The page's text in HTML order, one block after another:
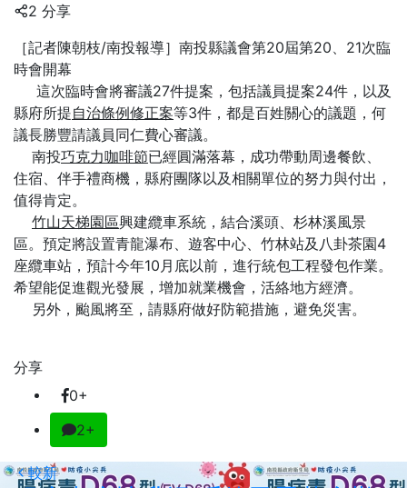
2 分享
［記者陳朝枝/南投報導］南投縣議會第20屆第20、21次臨
時會開幕
這次臨時會將審議27件提案，包括議員提案24件，以及
縣府所提自治條例修正案等3件，都是百姓關心的議題，何
議長勝豐請議員同仁費心審議。
南投巧克力咖啡節已經圓滿落幕，成功帶動周邊餐飲、
住宿、伴手禮商機，縣府團隊以及相關單位的努力與付出，
值得肯定。
竹山天梯園區興建纜車系統，結合溪頭、杉林溪風景
區。預定將設置青龍瀑布、遊客中心、竹林站及八卦茶園4
座纜車站，預計今年10月底以前，進行統包工程發包作業。
希望能促進觀光發展，增加就業機會，活絡地方經濟。
另外，颱風將至，請縣府做好防範措施，避免災害。
分享
0+
2+
較新